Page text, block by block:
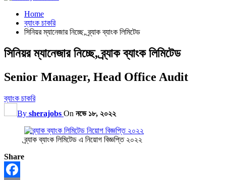
Home
ব্যাংক চাকরি
সিনিয়র ম্যানেজার নিচ্ছে, ব্র্যাক ব্যাংক লিমিটেড
সিনিয়র ম্যানেজার নিচ্ছে, ব্র্যাক ব্যাংক লিমিটেড
Senior Manager, Head Office Audit
ব্যাংক চাকরি
By sherajobs On নভে ১৮, ২০২২
ব্র্যাক ব্যাংক লিমিটেড এ নিয়োগ বিজ্ঞপ্তি ২০২২
Share